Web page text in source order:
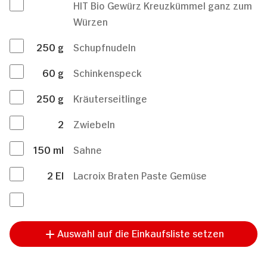
HIT Bio Gewürz Kreuzkümmel ganz zum
Würzen
250 g
Schupfnudeln
60 g
Schinkenspeck
250 g
Kräuterseitlinge
2
Zwiebeln
150 ml
Sahne
2 El Lacroix Braten Paste Gemüse
Auswahl auf die Einkaufsliste setzen